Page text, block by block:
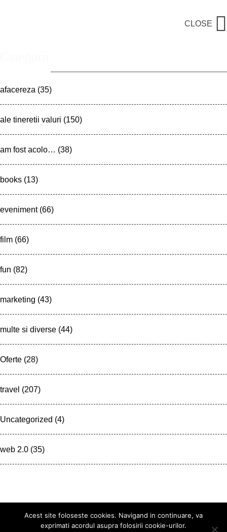
CLOSE
afacereza (35)
ale tineretii valuri (150)
am fost acolo… (38)
books (13)
eveniment(66)
film (66)
fun (82)
marketing (43)
multe si diverse (44)
Oferte (28)
travel (207)
Uncategorized (4)
web 2.0 (35)
Acest site foloseste cookies. Navigand in continuare, va
exprimati acordul asupra folosirii cookie-urilor.